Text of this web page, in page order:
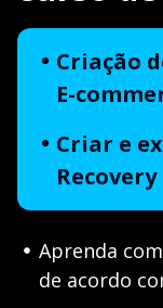
Criação
E-
Criar e
Aprenda
de acordo